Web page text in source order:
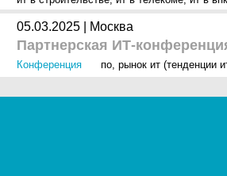
05.03.2025 | Москва
Партнерская ИТ-
Конференция по, рынок ит (тенденции